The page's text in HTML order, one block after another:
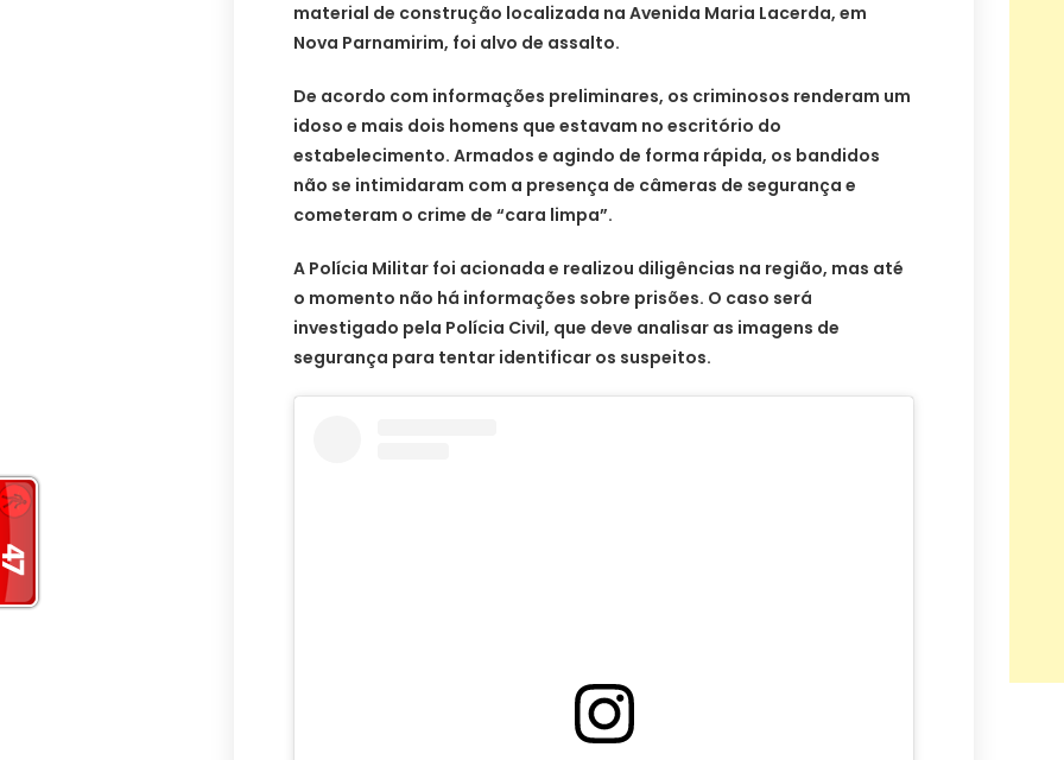
material de construção localizada na Avenida Maria Lacerda, em
Nova Parnamirim, foi alvo de assalto.
De acordo com informações preliminares, os criminosos renderam um
idoso e mais dois homens que estavam no escritório do
estabelecimento. Armados e agindo de forma rápida, os bandidos
não se intimidaram com a presença de câmeras de segurança e
cometeram o crime de “cara limpa”.
A Polícia Militar foi acionada e realizou diligências na região, mas até
o momento não há informações sobre prisões. O caso será
investigado pela Polícia Civil, que deve analisar as imagens de
segurança para tentar identificar os suspeitos.